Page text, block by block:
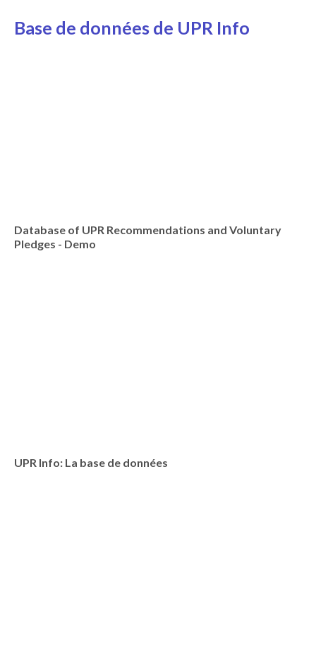
Base de données de UPR Info
Database of UPR Recommendations and Voluntary
Pledges - Demo
UPR Info: La base de données